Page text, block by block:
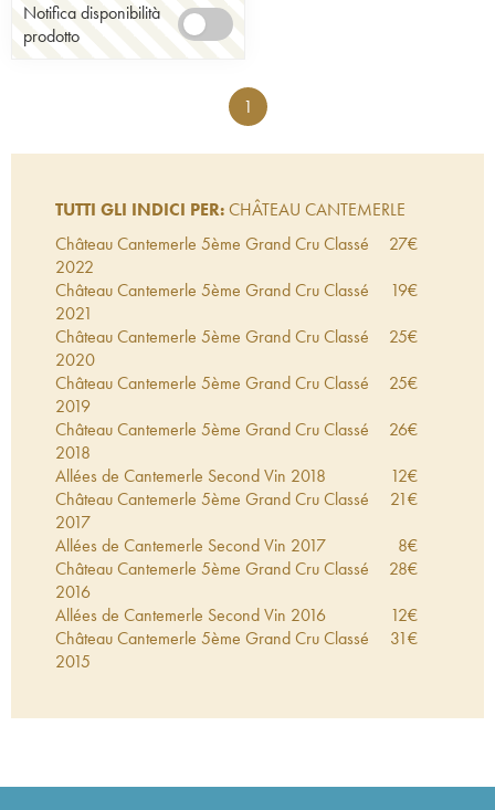
Notifica disponibilità
prodotto
1
TUTTI GLI INDICI PER:CHÂTEAU CANTEMERLE
Château Cantemerle 5ème Grand Cru Classé
2022
27€
Château Cantemerle 5ème Grand Cru Classé
2021
19€
Château Cantemerle 5ème Grand Cru Classé
2020
25€
Château Cantemerle 5ème Grand Cru Classé
2019
25€
Château Cantemerle 5ème Grand Cru Classé
2018
26€
Allées de Cantemerle Second Vin 2018 12€
Château Cantemerle 5ème Grand Cru Classé
2017
21€
Allées de Cantemerle Second Vin 2017 8€
Château Cantemerle 5ème Grand Cru Classé
2016
28€
Allées de Cantemerle Second Vin 2016 12€
Château Cantemerle 5ème Grand Cru Classé
2015
31€